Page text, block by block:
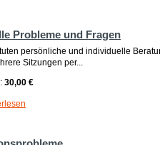
Probleme und Fragen
persönliche und individuelle
Sitzungen per...
30,00 €